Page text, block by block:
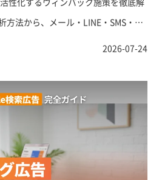
法から、メール・LINE・SMS・
こし戦略、KPI設計まで実践的に紹介
2026-07-24